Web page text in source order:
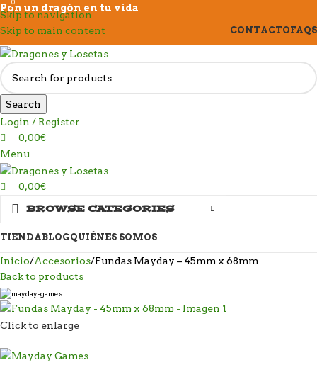
Skip to navigation
Skip to main content
Pon un dragón en tu vida
CONTACTOFAQS
Search
Login / Register
0
0,00€
Menu
0
0,00€
BROWSE CATEGORIES
TIENDABLOGQUIÉNES SOMOS
Inicio Accesorios Fundas Mayday – 45mm x 68mm
Back to products
Click to enlarge